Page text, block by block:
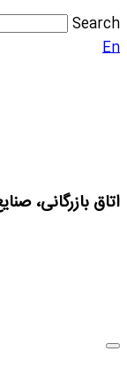
Search
En
اتاق بازرگانی،